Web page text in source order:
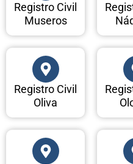
Registro Civil
Museros
Registro Civil
Oliva